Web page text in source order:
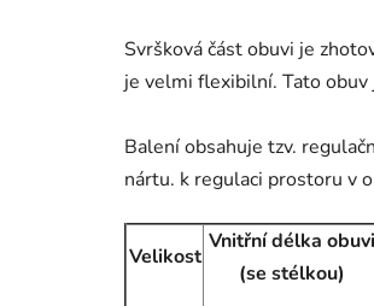
Svršková část obuvi je
je velmi flexibilní. Tato
Balení obsahuje tzv.
nártu. k regulaci prostoru v
Velikost
Vnitřní délka obuvi
(se stélkou)